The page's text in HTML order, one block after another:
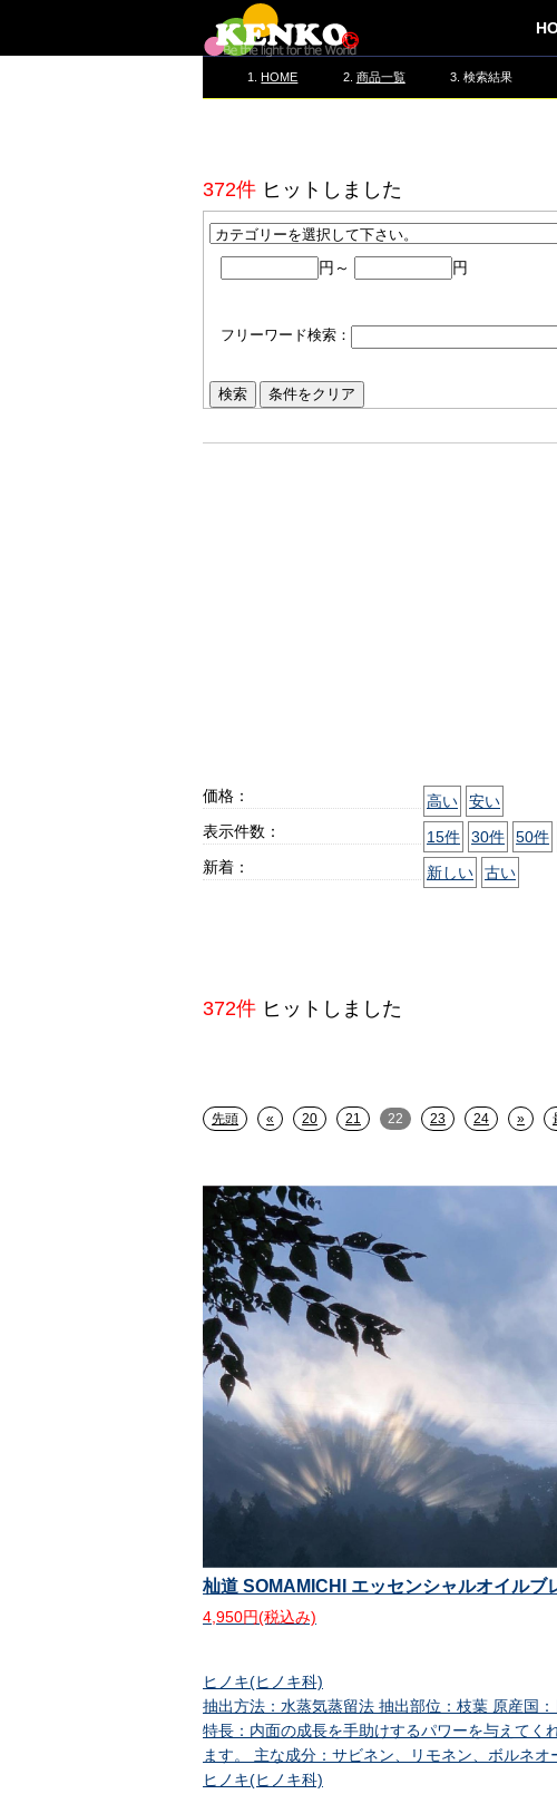
HOME 商品一覧 検索結果
372件 ヒットしました
円～ 円
フリーワード検索：
価格： 高い
安い
表示件数：
15件 30件 50件
新着：
新しい 古い
372件 ヒットしました
先頭 « 20 21 22 23 24 »
杣道 SOMAMICHI エッセンシャルオイルブ
4,950円(税込み)
ヒノキ(ヒノキ科)
抽出方法：水蒸気蒸留法 抽出部位：枝葉 原産国：
特長：内面の成長を手助けするパワーを与えてく
ます。 主な成分：サビネン、リモネン、ボルネオ
ヒノキ(ヒノキ科)